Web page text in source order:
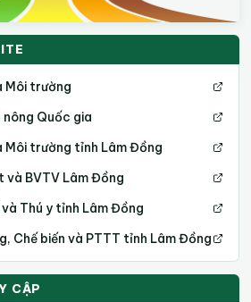
Môi trường
nông Quốc gia
Môi trường tỉnh Lâm Đồng
BVTV Lâm Đồng
Thú y tỉnh Lâm Đồng
Chế biến và PTTT tỉnh Lâm Đồng
CẬP